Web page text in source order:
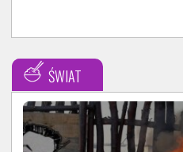
ŚWIAT